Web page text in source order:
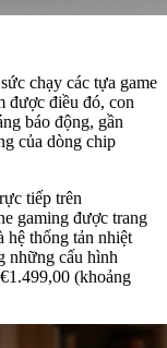
chạy các tựa game
được điều đó, con
báo động, gần
của dòng chip
tiếp trên
gaming được trang
thống tản nhiệt
những cấu hình
(khoảng